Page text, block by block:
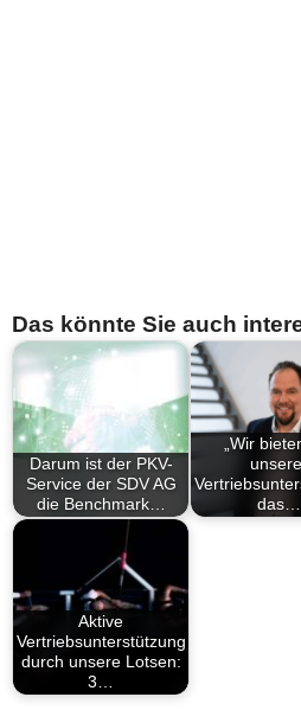
Das könnte Sie auch
Darum ist der PKV-
Service der SDV AG
die Benchmark…
„Wir
das…
Aktive
Vertriebsunterstützung
durch unsere Lotsen:
3…